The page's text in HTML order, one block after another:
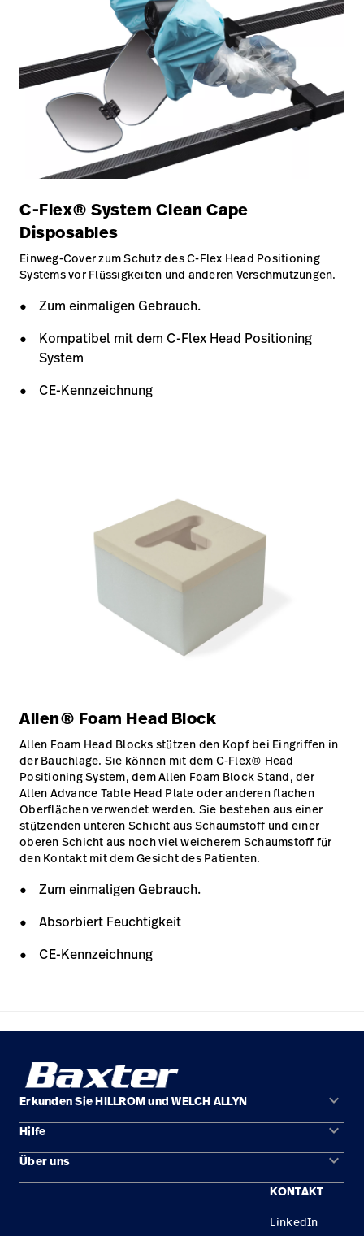
C-Flex® System Clean Cape
Disposables
Einweg-Cover zum Schutz des C-Flex Head Positioning
Systems vor Flüssigkeiten und anderen Verschmutzungen.
Zum einmaligen Gebrauch.
Kompatibel mit dem C-Flex Head Positioning
System
CE-Kennzeichnung
Allen® Foam Head Block
Allen Foam Head Blocks stützen den Kopf bei Eingriffen in
der Bauchlage. Sie können mit dem C-Flex® Head
Positioning System, dem Allen Foam Block Stand, der
Allen Advance Table Head Plate oder anderen flachen
Oberflächen verwendet werden. Sie bestehen aus einer
stützenden unteren Schicht aus Schaumstoff und einer
oberen Schicht aus noch viel weicherem Schaumstoff für
den Kontakt mit dem Gesicht des Patienten.
Zum einmaligen Gebrauch.
Absorbiert Feuchtigkeit
CE-Kennzeichnung
Erkunden Sie HILLROM und WELCH ALLYN keyboard_arrow_down
Lösungen
Produkte
Hilfe keyboard_arrow_down
Kontakt
Über uns keyboard_arrow_down
KONTAKT
LinkedIn